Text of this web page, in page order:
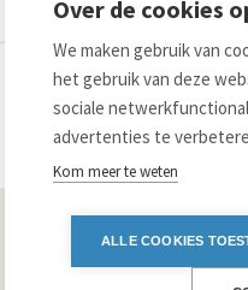
Lees meer...
Pagina's
Links
Aanmelden
Over de cookies
We maken gebruik van
het gebruik van deze
sociale
advertenties te
Kom meer te weten
ALLE COOKIES